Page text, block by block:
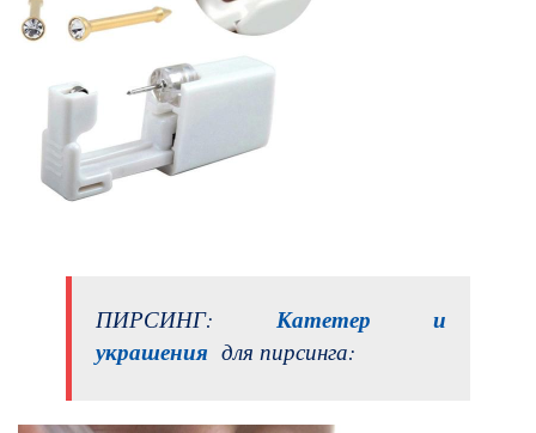
ПИРСИНГ: Катетер и
украшения для пирсинга: